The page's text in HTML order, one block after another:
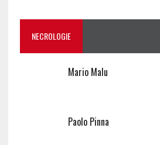
NECROLOGIE
Mario Malu
Paolo Pinna